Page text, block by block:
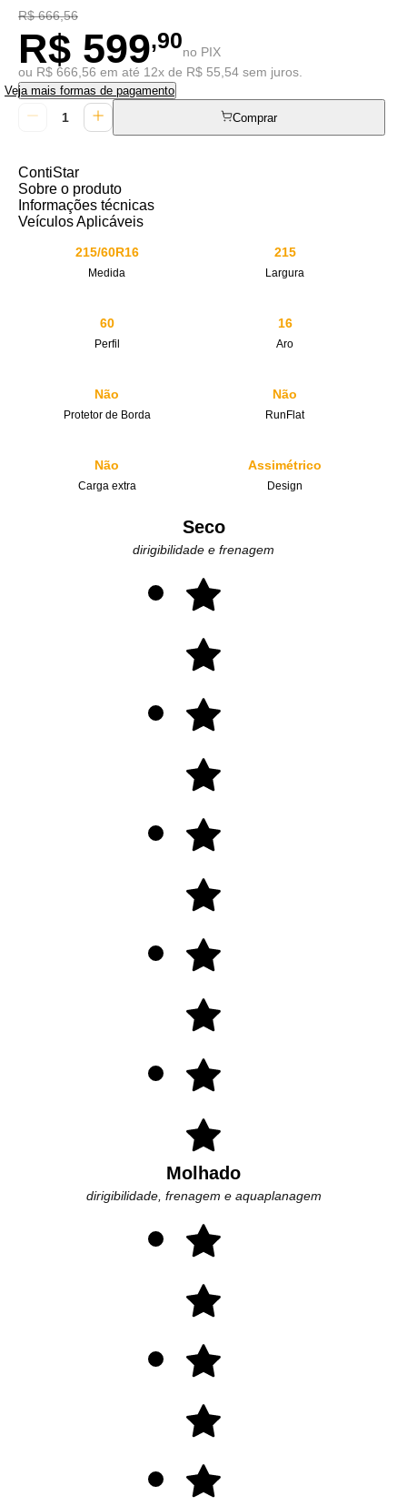
R$ 666,56
R$ 599,90no PIX
ou R$ 666,56 em até 12x de R$ 55,54 sem juros.
Veja mais formas de pagamento
Comprar
ContiStar
Sobre o produto
Informações técnicas
Veículos Aplicáveis
215/60R16
Medida
215
Largura
60
Perfil
16
Aro
Não
Protetor de Borda
Não
RunFlat
Não
Carga extra
Assimétrico
Design
Seco
dirigibilidade e frenagem
Molhado
dirigibilidade, frenagem e aquaplanagem